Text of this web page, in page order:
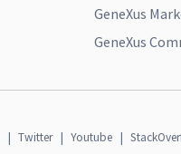
GeneXus
GeneXus
| Twitter | Youtube |